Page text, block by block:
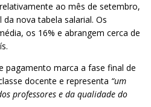
ao mês de setembro,
nova tabela salarial. Os
os 16% e abrangem cerca de
pagamento marca a fase final de
docente e representa “um
professores e da qualidade do